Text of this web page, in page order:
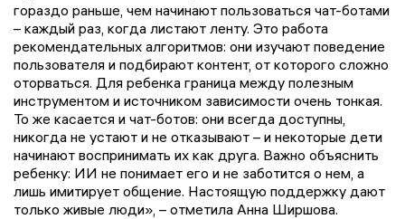
гораздо раньше, чем начинают пользоваться чат-ботами
– каждый раз, когда листают ленту. Это работа
рекомендательных алгоритмов: они изучают поведение
пользователя и подбирают контент, от которого сложно
оторваться. Для ребенка граница между полезным
инструментом и источником зависимости очень тонкая.
То же касается и чат-ботов: они всегда доступны,
никогда не устают и не отказывают – и некоторые дети
начинают воспринимать их как друга. Важно объяснить
ребенку: ИИ не понимает его и не заботится о нем, а
лишь имитирует общение. Настоящую поддержку дают
только живые люди», – отметила Анна Ширшова.